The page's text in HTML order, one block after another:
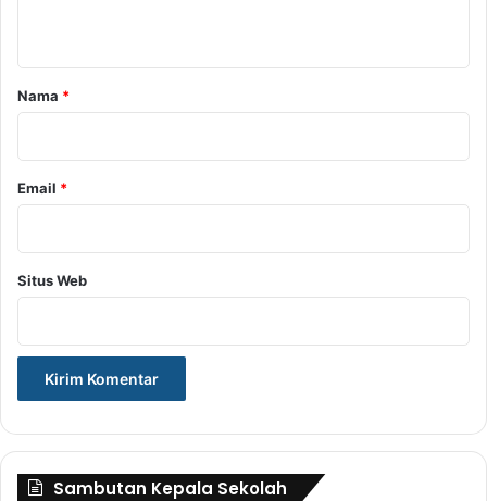
rNama *
Email *
Situs Web
Sambutan Kepala Sekolah